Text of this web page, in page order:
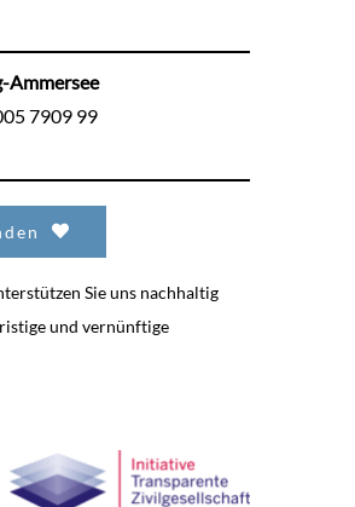
Ammersee
7909 99
Sie uns nachhaltig
und vernünftige